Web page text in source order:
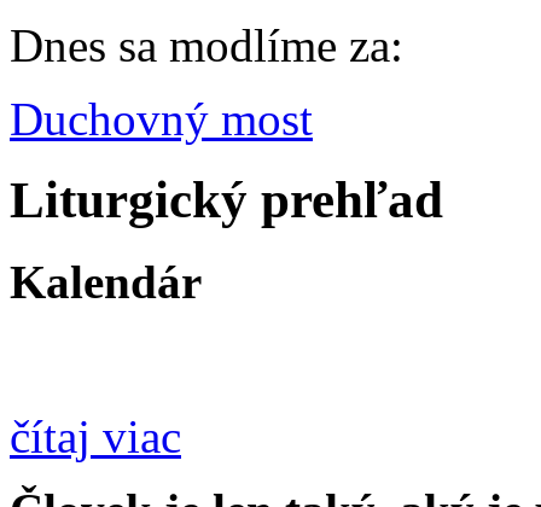
Dnes sa modlíme za:
Duchovný most
Liturgický prehľad
Kalendár
čítaj viac